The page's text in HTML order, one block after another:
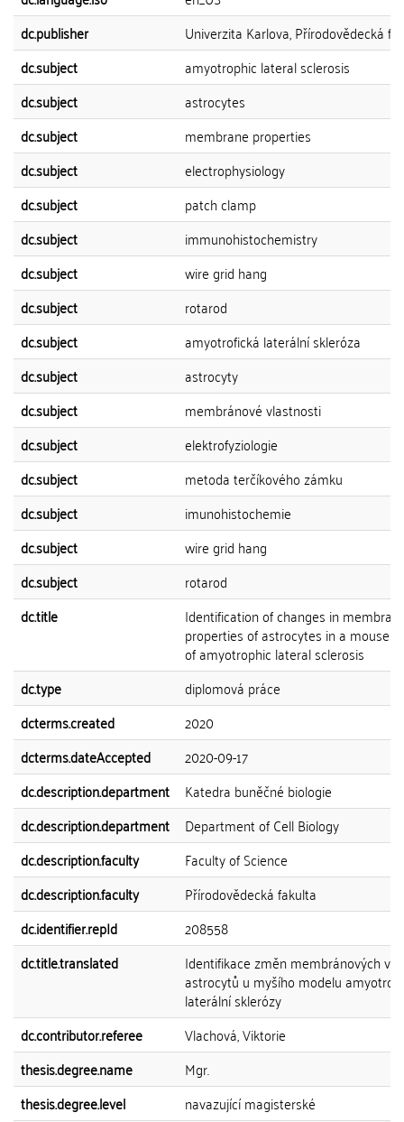
dc.publisher
Univerzita Karlova, Přírodovědecká
dc.subject
amyotrophic lateral sclerosis
dc.subject
astrocytes
dc.subject
membrane properties
dc.subject
electrophysiology
dc.subject
patch clamp
dc.subject
immunohistochemistry
dc.subject
wire grid hang
dc.subject
rotarod
dc.subject
amyotrofická laterální skleróza
dc.subject
astrocyty
dc.subject
membránové vlastnosti
dc.subject
elektrofyziologie
dc.subject
metoda terčíkového zámku
dc.subject
imunohistochemie
dc.subject
wire grid hang
dc.subject
rotarod
dc.title
Identification of changes in
properties of astrocytes in a mouse
of amyotrophic lateral sclerosis
dc.type
diplomová práce
dcterms.created
2020
dcterms.dateAccepted
2020-09-17
dc.description.department
Katedra buněčné biologie
dc.description.department
Department of Cell Biology
dc.description.faculty
Faculty of Science
dc.description.faculty
Přírodovědecká fakulta
dc.identifier.repId
208558
dc.title.translated
Identifikace změn membránových
astrocytů u myšího modelu
laterální sklerózy
dc.contributor.referee
Vlachová, Viktorie
thesis.degree.name
Mgr.
thesis.degree.level
navazující magisterské